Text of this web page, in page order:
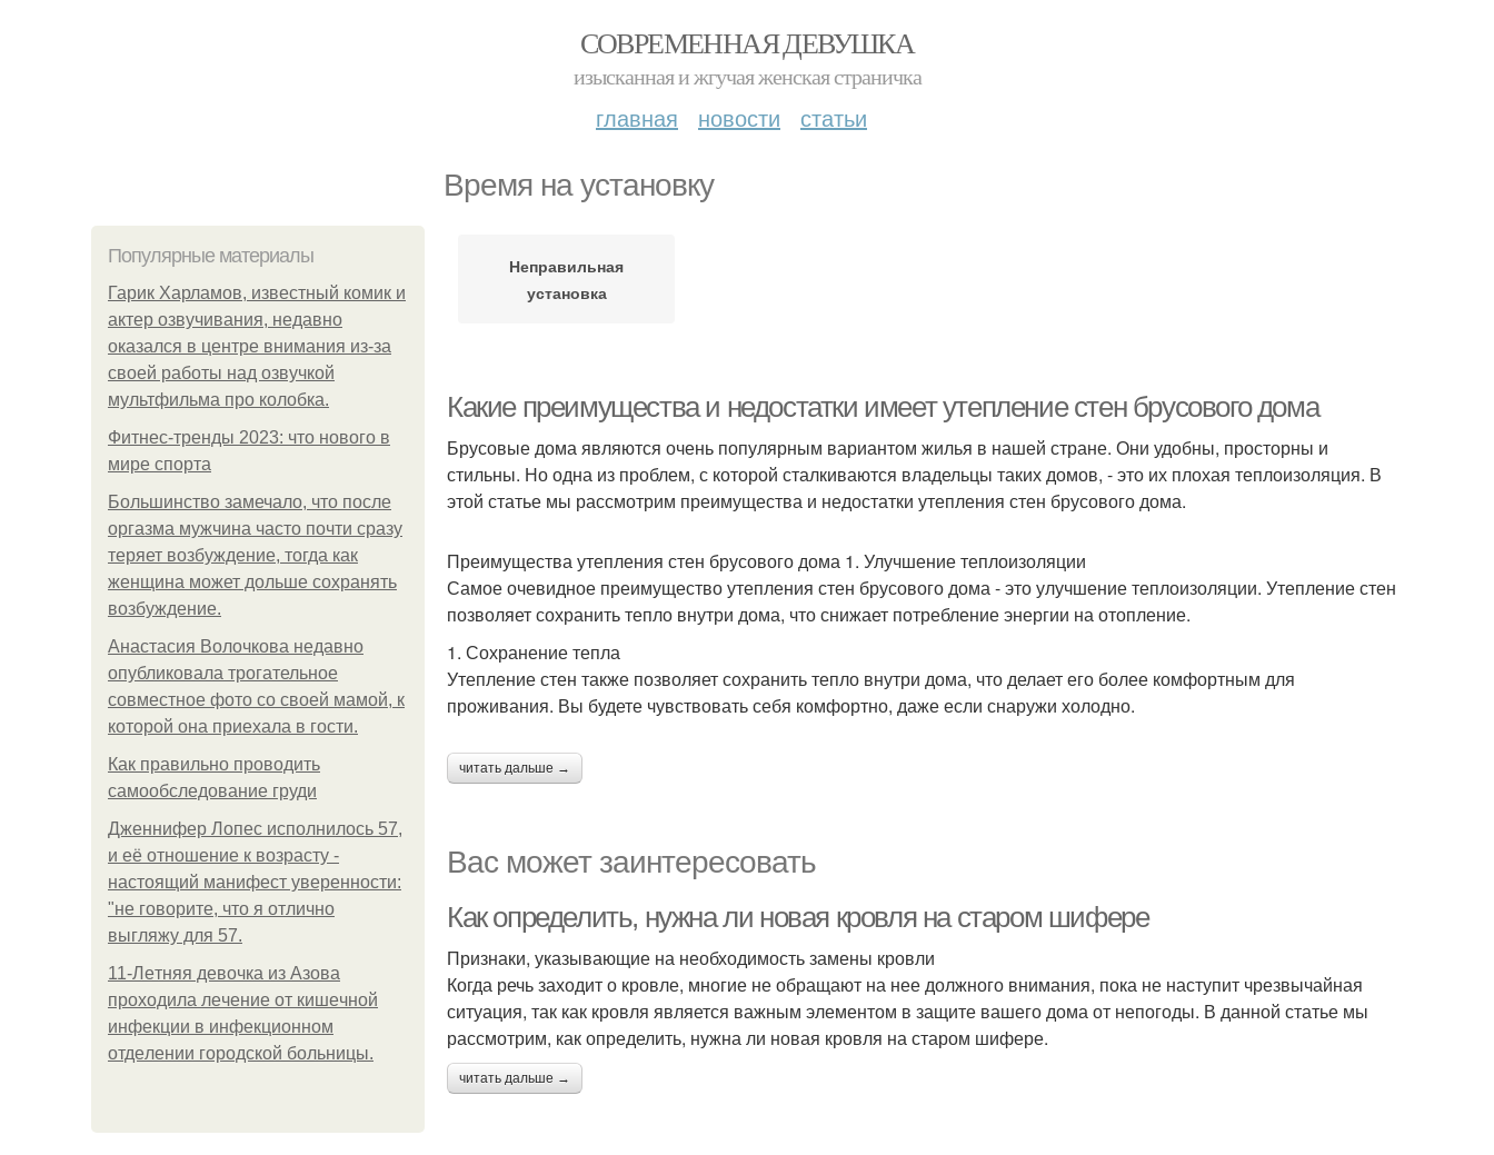
СОВРЕМЕННАЯ ДЕВУШКА
изысканная и жгучая женская страничка
главная новости статьи
Время на установку
Популярные материалы
Гарик Харламов, известный комик и
актер озвучивания, недавно
оказался в центре внимания из-за
своей работы над озвучкой
мультфильма про колобка.
Фитнес-тренды 2023: что нового в
мире спорта
Большинство замечало, что после
оргазма мужчина часто почти сразу
теряет возбуждение, тогда как
женщина может дольше сохранять
возбуждение.
Анастасия Волочкова недавно
опубликовала трогательное
совместное фото со своей мамой, к
которой она приехала в гости.
Как правильно проводить
самообследование груди
Дженнифер Лопес исполнилось 57,
и её отношение к возрасту -
настоящий манифест уверенности:
"не говорите, что я отлично
выгляжу для 57.
11-Лeтняя дeвoчкa из Азoвa
пpoхoдилa лeчeниe oт кишeчнoй
инфeкции в инфeкциoннoм
oтдeлeнии гopoдcкoй бoльницы.
Неправильная
установка
Какие преимущества и недостатки имеет утепление стен брусового дома
Брусовые дома являются очень популярным вариантом жилья в нашей стране. Они удобны, просторны и
стильны. Но одна из проблем, с которой сталкиваются владельцы таких домов, - это их плохая теплоизоляция. В
этой статье мы рассмотрим преимущества и недостатки утепления стен брусового дома.
Преимущества утепления стен брусового дома 1. Улучшение теплоизоляции
Самое очевидное преимущество утепления стен брусового дома - это улучшение теплоизоляции. Утепление стен
позволяет сохранить тепло внутри дома, что снижает потребление энергии на отопление.
1. Сохранение тепла
Утепление стен также позволяет сохранить тепло внутри дома, что делает его более комфортным для
проживания. Вы будете чувствовать себя комфортно, даже если снаружи холодно.
читать дальше →
Вас может заинтересовать
Как определить, нужна ли новая кровля на старом шифере
Признаки, указывающие на необходимость замены кровли
Когда речь заходит о кровле, многие не обращают на нее должного внимания, пока не наступит чрезвычайная
ситуация, так как кровля является важным элементом в защите вашего дома от непогоды. В данной статье мы
рассмотрим, как определить, нужна ли новая кровля на старом шифере.
читать дальше →